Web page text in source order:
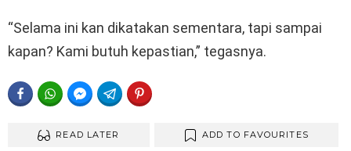
“Selama ini kan dikatakan sementara, tapi sampai
kapan? Kami butuh kepastian,” tegasnya.
FACEBOOKWHATSAPPFACEBOOK MESSENGER
TELEGRAM
READ LATER ADD TO FAVOURITES